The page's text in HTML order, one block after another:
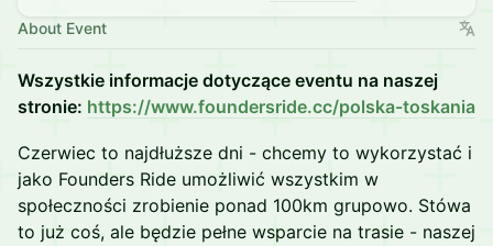
About Event
Wszystkie informacje dotyczące eventu na naszej
stronie: https://www.foundersride.cc/polska-toskania
Czerwiec to najdłuższe dni - chcemy to wykorzystać i
jako Founders Ride umożliwić wszystkim w
społeczności zrobienie ponad 100km grupowo. Stówa
to już coś, ale będzie pełne wsparcie na trasie - naszej